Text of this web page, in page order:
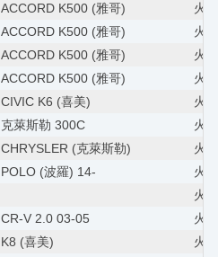
ACCORD K500 (雅哥)
火
ACCORD K500 (雅哥)
火
ACCORD K500 (雅哥)
火
ACCORD K500 (雅哥)
火
CIVIC K6 (喜美)
火
克萊斯勒 300C
火
CHRYSLER (克萊斯勒)
火
POLO (波羅) 14-
火
火
CR-V 2.0 03-05
火
K8 (喜美)
火